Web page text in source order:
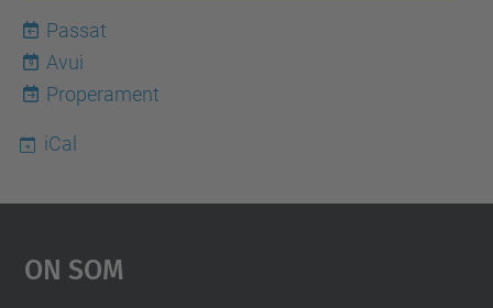
Passat
9
Avui
Properament
iCal
On Som